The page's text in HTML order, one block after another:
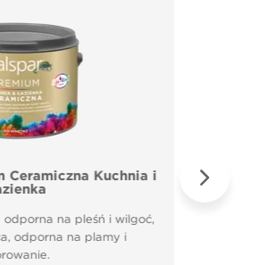
Ceramiczna Kuchnia i
na pleśń i wilgoć,
odporna na plamy i